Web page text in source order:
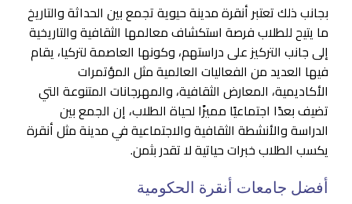
بجانب ذلك تعتبر أنقرة مدينة حيوية تجمع بين الحداثة والتاريخ
ما يتيح للطلاب فرصة استكشاف معالمها الثقافية والتاريخية
إلى جانب التركيز على دراستهم، وكونها العاصمة لتركيا، يقام
فيها العديد من الفعاليات العالمية مثل المؤتمرات
الأكاديمية، المعارض الثقافية، والمهرجانات المتنوعة التي
تضيف بعدًا اجتماعيًا مميزًا لحياة الطلاب، إن الجمع بين
الدراسة والأنشطة الثقافية والاجتماعية في مدينة مثل أنقرة
يكسب الطلاب خبرات حياتية لا تقدر بثمن.
أفضل جامعات أنقرة الحكومية